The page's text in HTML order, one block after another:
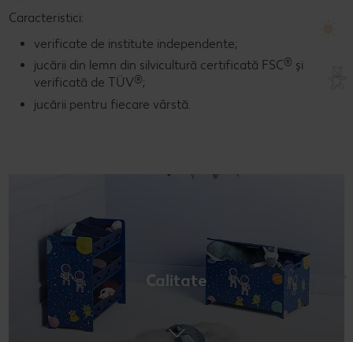
Caracteristici:
verificate de institute independente;
jucării din lemn din silvicultură certificată FSC® și
verificată de TÜV®;
jucării pentru fiecare vârstă.
Calitate